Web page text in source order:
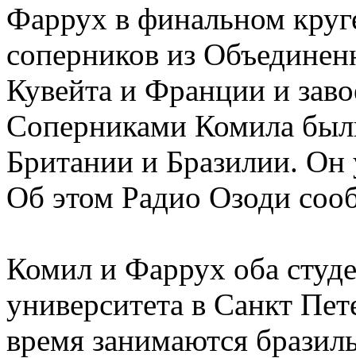
Фаррух в финальном
соперников из
Кувейта и Франции и
Соперниками Комила
Британии и Бразилии. Он
Об этом Радио Озоди
Комил и Фаррух оба
университета в Санкт
время занимаются